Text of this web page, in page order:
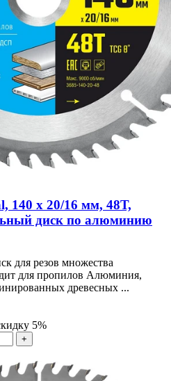
140 x 20/16 мм, 48Т,
диск по алюминию
для резов множества
для пропилов Алюминия,
древесных ...
5%
+